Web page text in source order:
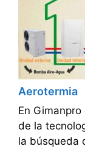
Aerotermia
En
de la
la búsqueda